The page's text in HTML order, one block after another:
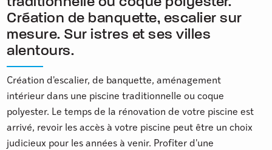
Création de banquette, escalier sur
mesure. Sur istres et ses villes
alentours.
Création d'escalier, de banquette, aménagement
intérieur dans une piscine traditionnelle ou coque
polyester. Le temps de la rénovation de votre piscine est
arrivé, revoir les accès à votre piscine peut être un choix
judicieux pour les années à venir. Profiter d'une